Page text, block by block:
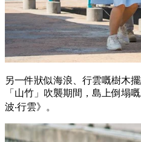
另一件狀似海浪、行雲嘅樹木
「山竹」吹襲期間，島上倒塌
波‧行雲》。